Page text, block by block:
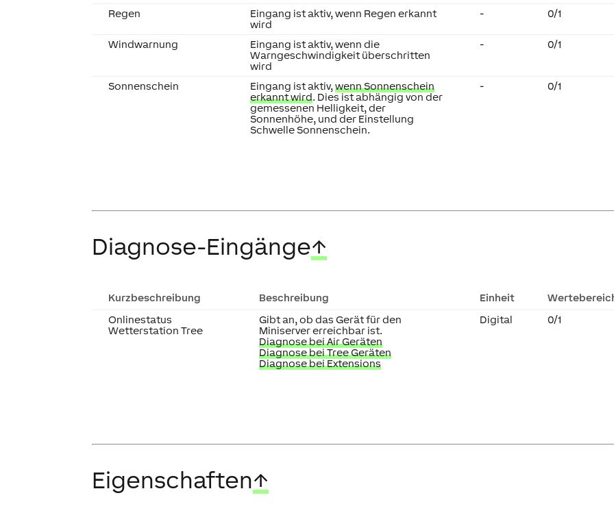
Regen
Eingang ist aktiv, wenn Regen erkannt
wird
- 0/1
Windwarnung
Eingang ist aktiv, wenn die
Warngeschwindigkeit überschritten
wird
- 0/1
Sonnenschein Eingang ist aktiv,wenn Sonnenschein
erkannt wird. Dies ist abhängig von der
gemessenen Helligkeit, der
Sonnenhöhe, und der Einstellung
Schwelle Sonnenschein.
- 0/1
Diagnose-Eingänge↑
Kurzbeschreibung Beschreibung Einheit
Onlinestatus
Wetterstation Tree
Gibt an, ob das Gerät für den
Miniserver erreichbar ist.
Diagnose bei Air Geräten
Diagnose bei Tree Geräten
Diagnose bei Extensions
Digital 0/1
Eigenschaften↑